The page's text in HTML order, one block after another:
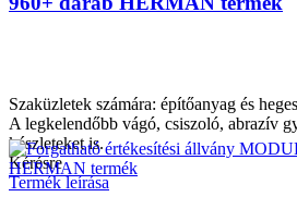
Szaküzletek számára: építőanyag és
A legkelendőbb vágó, csiszoló, abrazív
készleteket is.
Kérésre
Termék leírása